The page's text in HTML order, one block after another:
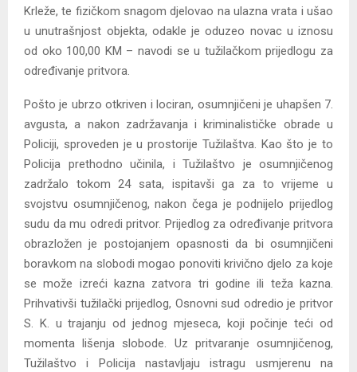
Krleže, te fizičkom snagom djelovao na ulazna vrata i ušao
u unutrašnjost objekta, odakle je oduzeo novac u iznosu
od oko 100,00 KM – navodi se u tužilačkom prijedlogu za
određivanje pritvora.
Pošto je ubrzo otkriven i lociran, osumnjičeni je uhapšen 7.
avgusta, a nakon zadržavanja i kriminalističke obrade u
Policiji, sproveden je u prostorije Tužilaštva. Kao što je to
Policija prethodno učinila, i Tužilaštvo je osumnjičenog
zadržalo tokom 24 sata, ispitavši ga za to vrijeme u
svojstvu osumnjičenog, nakon čega je podnijelo prijedlog
sudu da mu odredi pritvor. Prijedlog za određivanje pritvora
obrazložen je postojanjem opasnosti da bi osumnjičeni
boravkom na slobodi mogao ponoviti krivično djelo za koje
se može izreći kazna zatvora tri godine ili teža kazna.
Prihvativši tužilački prijedlog, Osnovni sud odredio je pritvor
S. K. u trajanju od jednog mjeseca, koji počinje teći od
momenta lišenja slobode. Uz pritvaranje osumnjičenog,
Tužilaštvo i Policija nastavljaju istragu usmjerenu na